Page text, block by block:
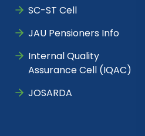
SC-ST Cell
JAU Pensioners Info
Internal Quality
Assurance Cell (IQAC)
JOSARDA